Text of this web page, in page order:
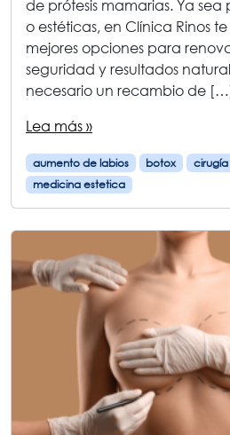
de prótesis mamarias. Ya
o estéticas, en Clínica Rinos
mejores opciones para
seguridad y resultados
necesario un recambio de
Lea más »
aumento de labios botox
medicina estetica